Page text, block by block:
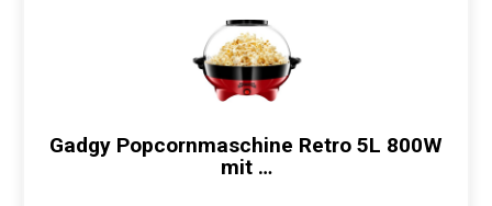
Gadgy Popcornmaschine Retro 5L 800W
mit …